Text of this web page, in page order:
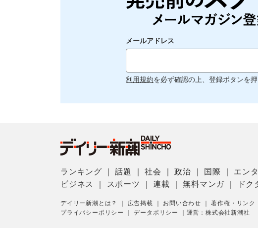
メールアドレス
利用規約を必ず確認の上、登録ボタンを押
ランキング ｜話題 ｜社会 ｜政治 国際 エン
ビジネス
スポーツ ｜連載 ｜無料マンガ ドク
デイリー新潮とは？ 広告掲載 お問い合わせ ｜著作権・リンク
プライバシーポリシー
｜データポリシー 運営：株式会社新潮社